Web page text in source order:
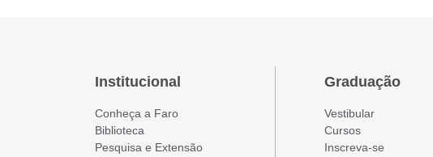
Institucional
Conheça a Faro
Biblioteca
Pesquisa e Extensão
Graduação
Vestibular
Cursos
Inscreva-se